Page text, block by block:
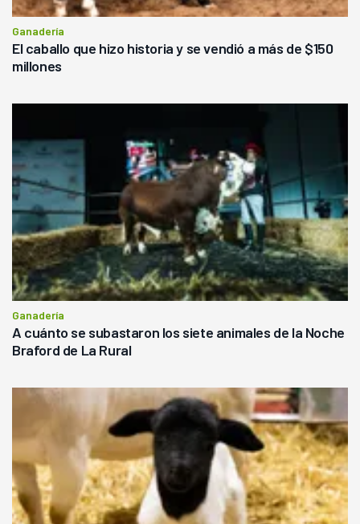
Ganadería
El caballo que hizo historia y se vendió a más de $150
millones
Ganadería
A cuánto se subastaron los siete animales de la Noche
Braford de La Rural